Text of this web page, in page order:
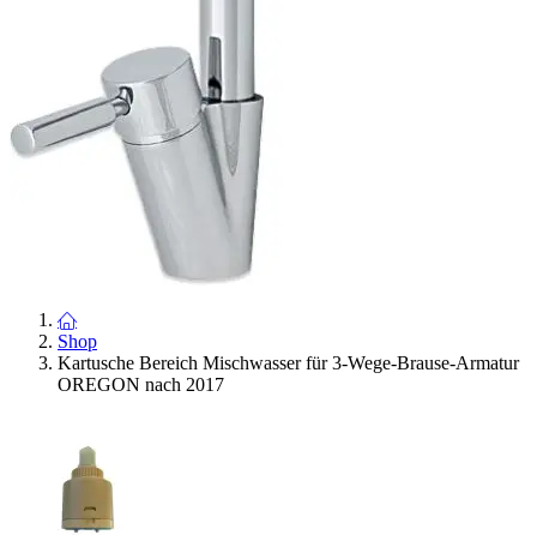
Shop
Kartusche Bereich Mischwasser für 3-Wege-Brause-Armatur
OREGON nach 2017